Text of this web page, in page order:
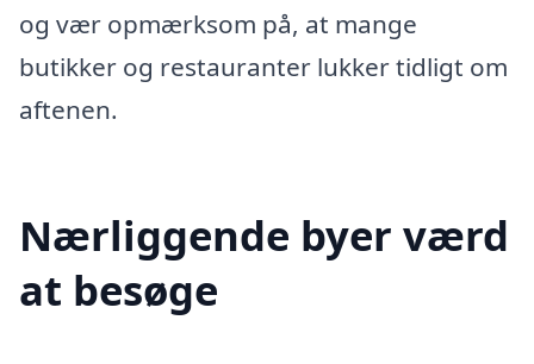
og vær opmærksom på, at mange
butikker og restauranter lukker tidligt om
aftenen.
Nærliggende byer værd
at besøge